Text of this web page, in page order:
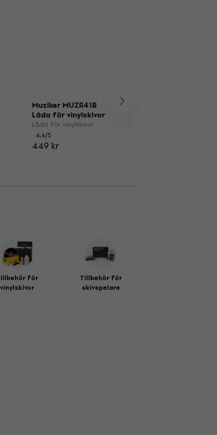
Muziker MUZR41B
Låda för vinylskivor
Låda för vinylskivor
4,4/5
449 kr
för
vinylskivor
Tillbehör för
skivspelare